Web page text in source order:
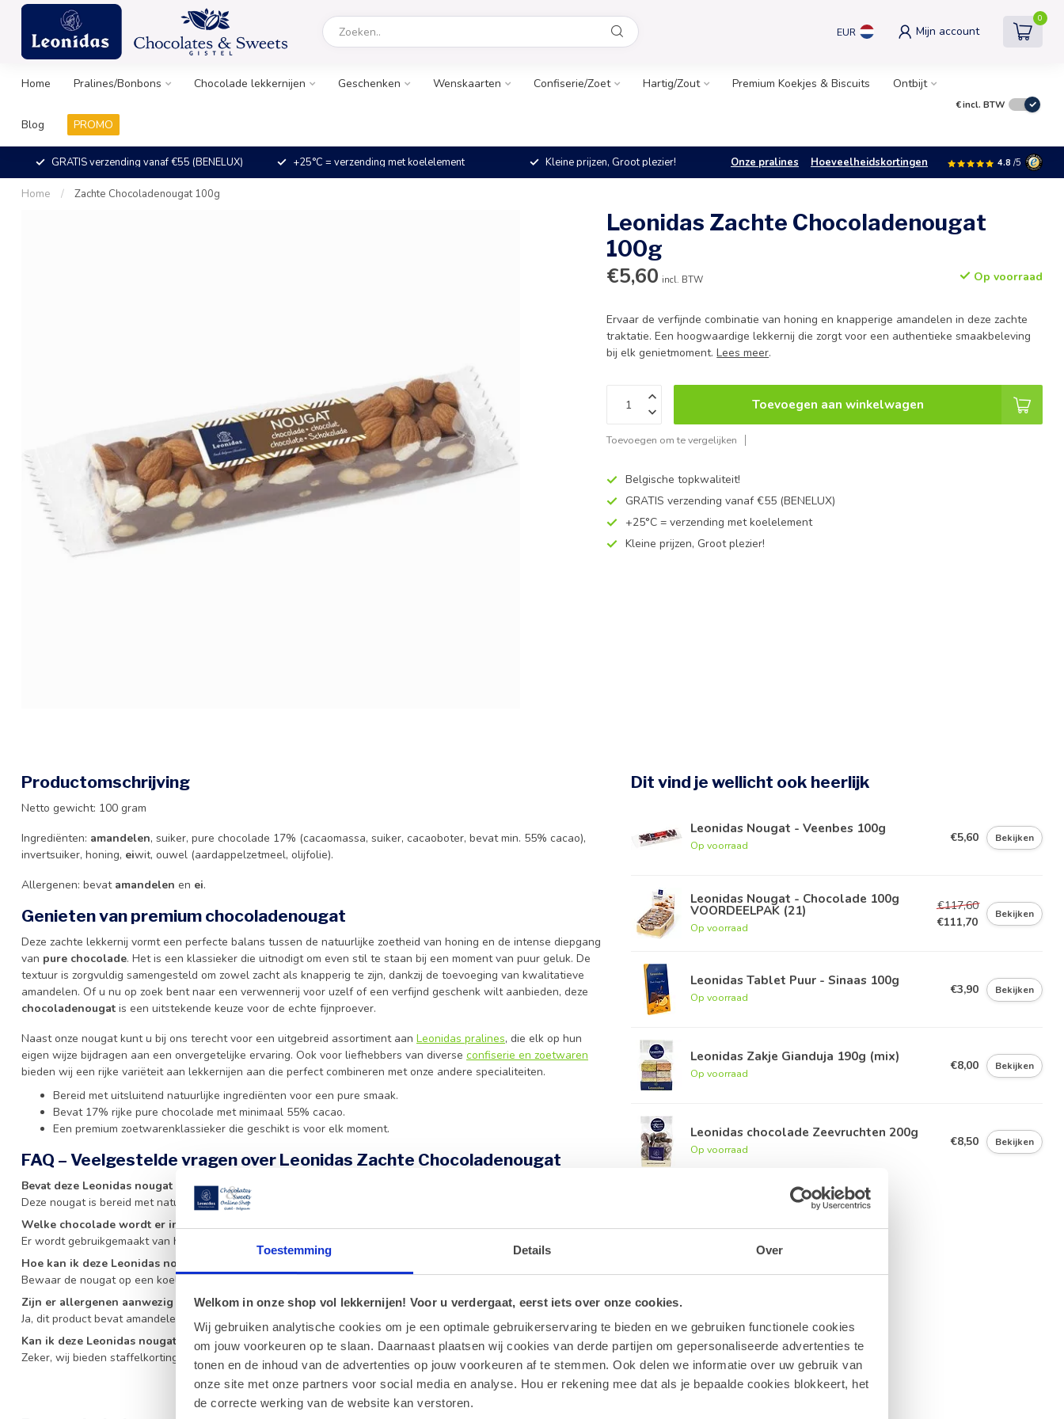
Toestemming Details Over
Welkom in onze shop vol lekkernijen! Voor u verdergaat, eerst iets over onze cookies.
Wij gebruiken analytische cookies om je een optimale gebruikerservaring te bieden en we gebruiken functionele cookies
om jouw voorkeuren op te slaan. Daarnaast plaatsen wij cookies van derde partijen om gepersonaliseerde advertenties te
tonen en de inhoud van de advertenties op jouw voorkeuren af te stemmen. Ook delen we informatie over uw gebruik van
onze site met onze partners voor social media en analyse. Hou er rekening mee dat als je bepaalde cookies blokkeert, het
de correcte werking van de website kan verstoren.
EUR Mijn account
0
Home Pralines/Bonbons Chocolade lekkernijen Geschenken Wenskaarten Confiserie/Zoet Hartig/Zout Premium Koekjes & Biscuits Ontbijt
Blog PROMO
€incl. BTW
GRATIS verzending vanaf €55 (BENELUX) +25°C = verzending met koelelement Kleine prijzen, Groot plezier! Onze pralines Hoeveelheidskortingen 4.8 /5
Home / Zachte Chocoladenougat 100g
Leonidas Zachte Chocoladenougat
100g
€5,60 incl. BTW Op voorraad
Ervaar de verfijnde combinatie van honing en knapperige amandelen in deze zachte
traktatie. Een hoogwaardige lekkernij die zorgt voor een authentieke smaakbeleving
bij elk genietmoment.Lees meer.
Toevoegen aan winkelwagen
Toevoegen om te vergelijken
Belgische topkwaliteit!
GRATIS verzending vanaf €55 (BENELUX)
+25°C = verzending met koelelement
Kleine prijzen, Groot plezier!
Productomschrijving
Netto gewicht: 100 gram
Ingrediënten: amandelen, suiker, pure chocolade 17% (cacaomassa, suiker, cacaoboter, bevat min. 55% cacao),
invertsuiker, honing, eiwit, ouwel (aardappelzetmeel, olijfolie).
Allergenen: bevat amandelen en ei.
Genieten van premium chocoladenougat
Deze zachte lekkernij vormt een perfecte balans tussen de natuurlijke zoetheid van honing en de intense diepgang
van pure chocolade. Het is een klassieker die uitnodigt om even stil te staan bij een moment van puur geluk. De
textuur is zorgvuldig samengesteld om zowel zacht als knapperig te zijn, dankzij de toevoeging van kwalitatieve
amandelen. Of u nu op zoek bent naar een verwennerij voor uzelf of een verfijnd geschenk wilt aanbieden, deze
chocoladenougat is een uitstekende keuze voor de echte fijnproever.
Naast onze nougat kunt u bij ons terecht voor een uitgebreid assortiment aan Leonidas pralines, die elk op hun
eigen wijze bijdragen aan een onvergetelijke ervaring. Ook voor liefhebbers van diverse confiserie en zoetwaren
bieden wij een rijke variëteit aan lekkernijen aan die perfect combineren met onze andere specialiteiten.
Bereid met uitsluitend natuurlijke ingrediënten voor een pure smaak.
Bevat 17% rijke pure chocolade met minimaal 55% cacao.
Een premium zoetwarenklassieker die geschikt is voor elk moment.
FAQ – Veelgestelde vragen over Leonidas Zachte Chocoladenougat
Bevat deze Leonidas nougat gluten?
Deze nougat is bereid met natuurlijke ingrediënten en bevat geen glutenhoudende granen.
Welke chocolade wordt er in de Leonidas nougat gebruikt?
Er wordt gebruikgemaakt van hoogwaardige pure chocolade met minimaal 55% cacao voor een intense smaak.
Hoe kan ik deze Leonidas nougat het beste bewaren?
Bewaar de nougat op een koele, droge plaats buiten direct zonlicht om de textuur optimaal te houden.
Zijn er allergenen aanwezig in de Leonidas chocoladenougat?
Ja, dit product bevat amandelen en ei.
Kan ik deze Leonidas nougat als zakelijk geschenk bestellen?
Zeker, wij bieden staffelkortingen voor grotere bestellingen. Neem contact met ons op voor de mogelijkheden.
Dit vind je wellicht ook heerlijk
Leonidas Nougat - Veenbes 100g
Op voorraad
€5,60 Bekijken
Leonidas Nougat - Chocolade 100g
VOORDEELPAK (21)
Op voorraad
€117,60
€111,70
Bekijken
Leonidas Tablet Puur - Sinaas 100g
Op voorraad
€3,90 Bekijken
Leonidas Zakje Gianduja 190g (mix)
Op voorraad
€8,00 Bekijken
Leonidas chocolade Zeevruchten 200g
Op voorraad
€8,50 Bekijken